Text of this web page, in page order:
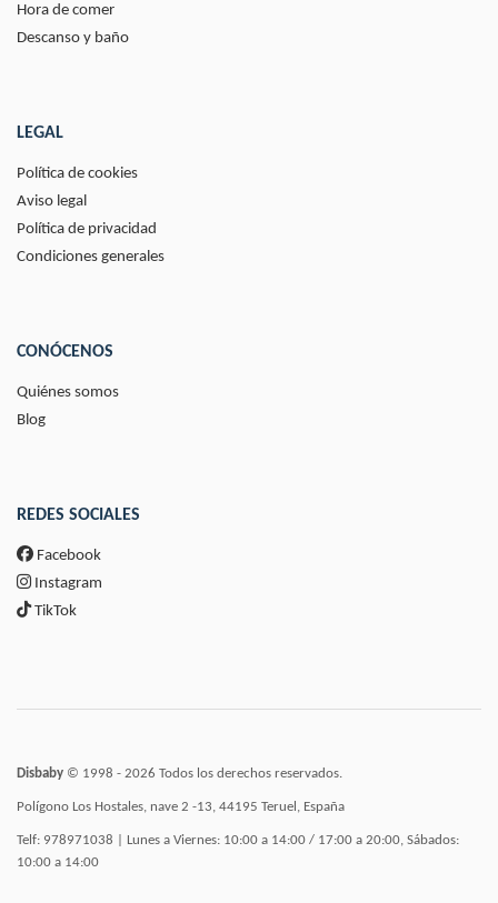
Hora de comer
Descanso y baño
LEGAL
Política de cookies
Aviso legal
Política de privacidad
Condiciones generales
CONÓCENOS
Quiénes somos
Blog
REDES SOCIALES
Facebook
Instagram
TikTok
Disbaby © 1998 - 2026 Todos los derechos reservados.
Polígono Los Hostales, nave 2 -13, 44195 Teruel, España
Telf: 978971038 | Lunes a Viernes: 10:00 a 14:00 / 17:00 a 20:00, Sábados:
10:00 a 14:00